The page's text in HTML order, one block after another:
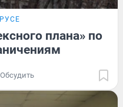
плана» по
Обсудить